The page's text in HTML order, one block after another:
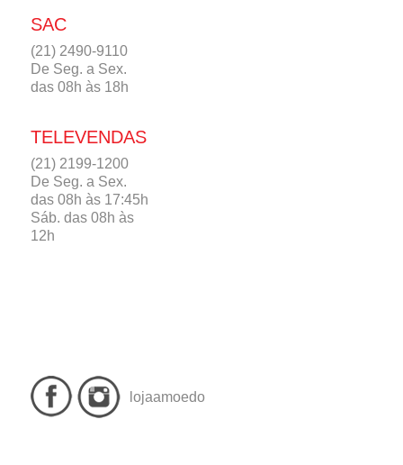
SAC
(21) 2490-9110
De Seg. a Sex.
das 08h às 18h
TELEVENDAS
(21) 2199-1200
De Seg. a Sex.
das 08h às 17:45h
Sáb. das 08h às
12h
lojaamoedo